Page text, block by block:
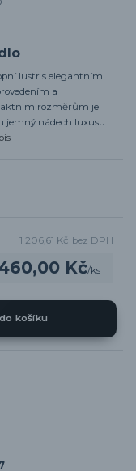
lustr s elegantním
a
rozměrům je
jemný nádech luxusu.
Kč/ks
1 206,61 Kč bez DPH
košíku